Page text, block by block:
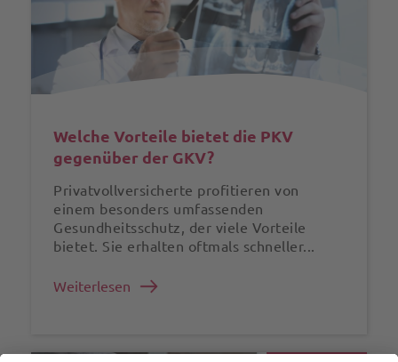
Welche Vorteile bietet die PKV
gegenüber der GKV?
Privatvollversicherte profitieren von
einem besonders umfassenden
Gesundheitsschutz, der viele Vorteile
bietet. Sie erhalten oftmals schneller...
Weiterlesen